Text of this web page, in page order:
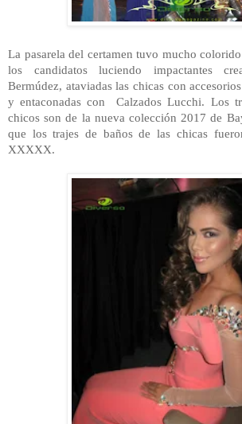
La pasarela del certamen tuvo mucho
los candidatos luciendo impactantes
Bermúdez, ataviadas las chicas con
y entaconadas con
Calzados Lucchi. Los
chicos son de la nueva colección 2017 de
que los trajes de baños de las chicas
XXXXX.